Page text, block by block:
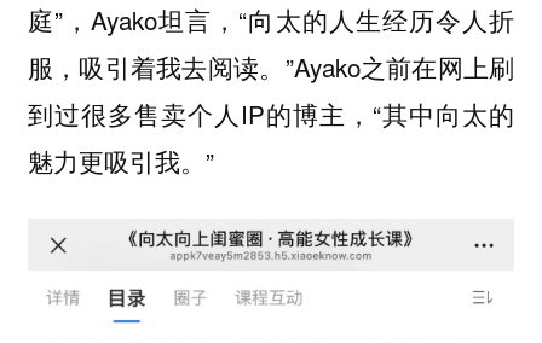
庭”，Ayako坦言，“向太的人生经历令人折
服，吸引着我去阅读。”Ayako之前在网上刷
到过很多售卖个人IP的博主，“其中向太的
魅力更吸引我。”